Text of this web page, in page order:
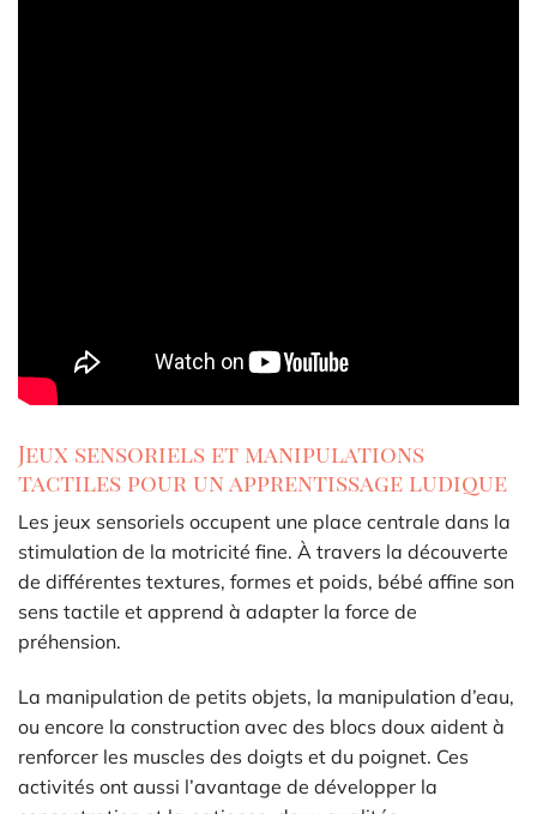
Jeux sensoriels et manipulations
tactiles pour un apprentissage ludique
Les jeux sensoriels occupent une place centrale dans la
stimulation de la motricité fine. À travers la découverte
de différentes textures, formes et poids, bébé affine son
sens tactile et apprend à adapter la force de
préhension.
La manipulation de petits objets, la manipulation d’eau,
ou encore la construction avec des blocs doux aident à
renforcer les muscles des doigts et du poignet. Ces
activités ont aussi l’avantage de développer la